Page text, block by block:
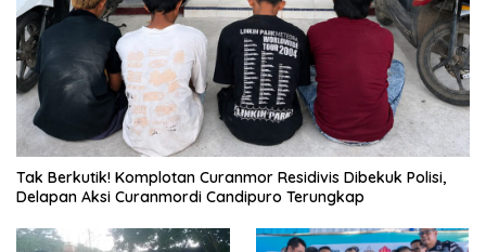
Tak Berkutik! Komplotan Curanmor Residivis Dibekuk Polisi,
Delapan Aksi Curanmordi Candipuro Terungkap